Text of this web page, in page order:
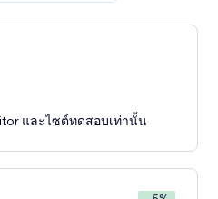
และไซต์ทดสอบเท่านั้น